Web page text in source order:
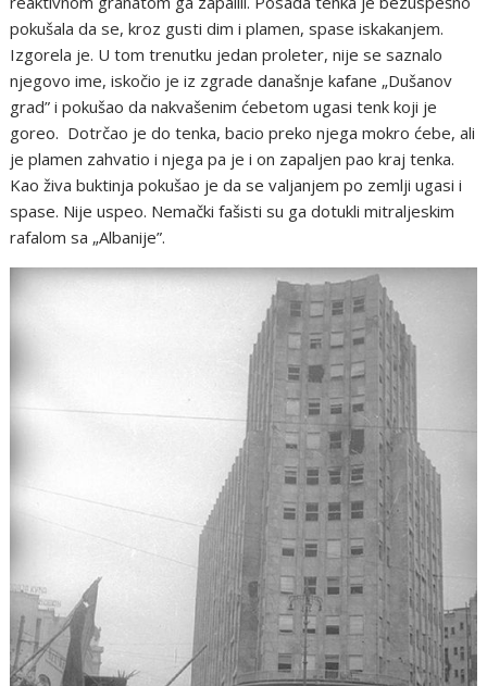
pokušala da se, kroz gusti dim i plamen, spase iskakanjem.
Izgorela je. U tom trenutku jedan proleter, nije se saznalo
njegovo ime, iskočio je iz zgrade današnje kafane „Dušanov
grad” i pokušao da nakvašenim ćebetom ugasi tenk koji je
goreo. Dotrčao je do tenka, bacio preko njega mokro ćebe, ali
je plamen zahvatio i njega pa je i on zapaljen pao kraj tenka.
Kao živa buktinja pokušao je da se valjanjem po zemlji ugasi i
spase. Nije uspeo. Nemački fašisti su ga dotukli mitraljeskim
rafalom sa „Albanije”.